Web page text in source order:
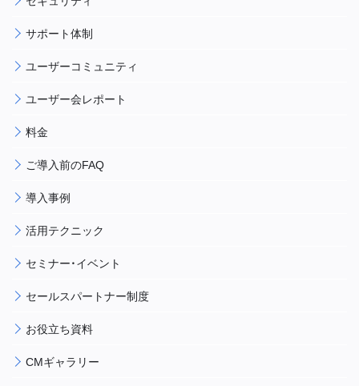
サポート体制
ユーザーコミュニティ
ユーザー会レポート
料金
ご導入前のFAQ
導入事例
活用テクニック
セミナー・イベント
セールスパートナー制度
お役立ち資料
CMギャラリー